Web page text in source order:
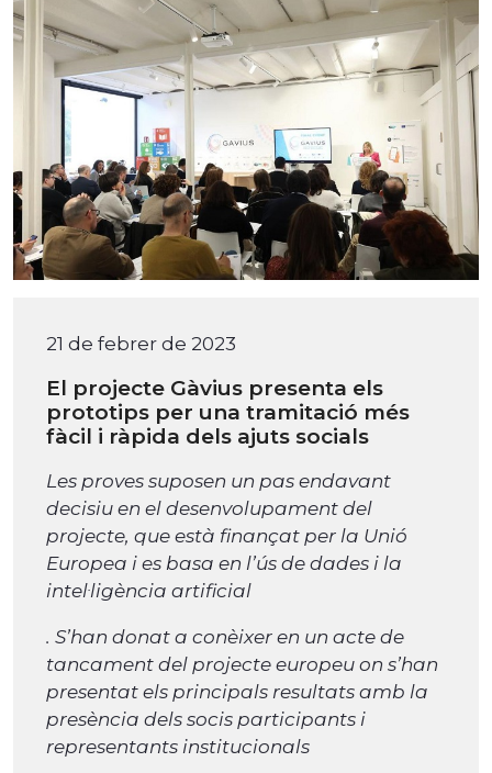
21 de febrer de 2023
El projecte Gàvius presenta els
prototips per una tramitació més
fàcil i ràpida dels ajuts socials
Les proves suposen un pas endavant
decisiu en el desenvolupament del
projecte, que està finançat per la Unió
Europea i es basa en l’ús de dades i la
intel·ligència artificial
. S’han donat a conèixer en un acte de
tancament del projecte europeu on s’han
presentat els principals resultats amb la
presència dels socis participants i
representants institucionals